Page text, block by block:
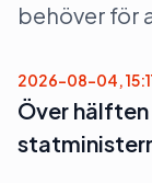
behöver för
2026-08-04,
Över